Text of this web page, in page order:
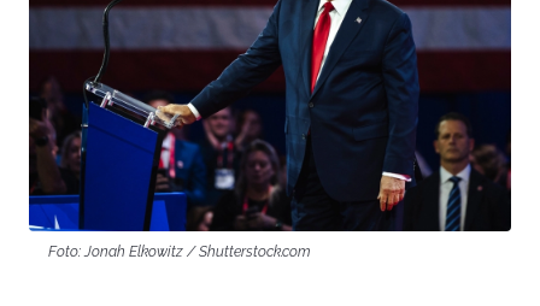
Foto: Jonah Elkowitz / Shutterstock.com